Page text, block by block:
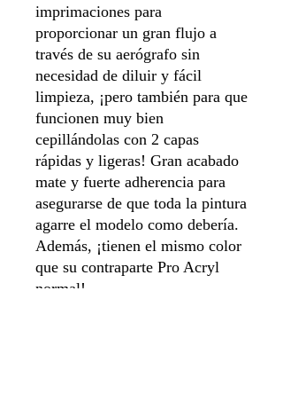
imprimaciones para
proporcionar un gran flujo a
través de su aerógrafo sin
necesidad de diluir y fácil
limpieza, ¡pero también para que
funcionen muy bien
cepillándolas con 2 capas
rápidas y ligeras! Gran acabado
mate y fuerte adherencia para
asegurarse de que toda la pintura
agarre el modelo como debería.
Además, ¡tienen el mismo color
que su contraparte Pro Acryl
normal!